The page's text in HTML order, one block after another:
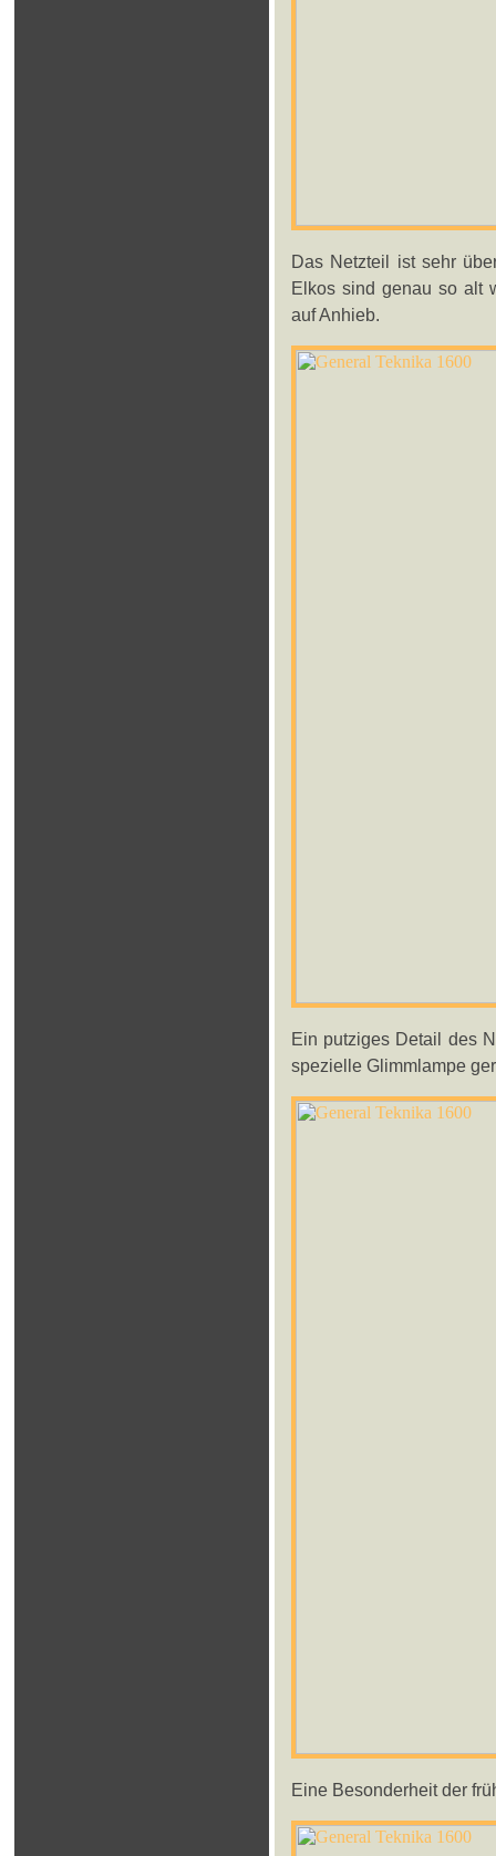
Das Netzteil ist sehr
Elkos sind genau so alt
auf Anhieb.
Ein putziges Detail des
spezielle Glimmlampe
Eine Besonderheit der